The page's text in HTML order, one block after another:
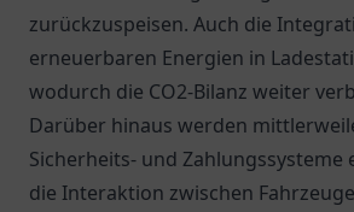
zurückzuspeisen. Auch die
erneuerbaren Energien in
wodurch die CO2-Bilanz weiter
Darüber hinaus werden
Sicherheits- und Zahlungssysteme
die Interaktion zwischen